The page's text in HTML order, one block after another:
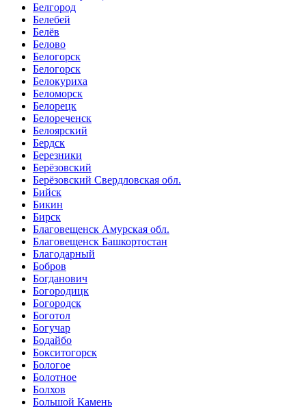
Белгород
Белебей
Белёв
Белово
Белогорск
Белогорск
Белокуриха
Беломорск
Белорецк
Белореченск
Белоярский
Бердск
Березники
Берёзовский
Берёзовский Свердловская обл.
Бийск
Бикин
Бирск
Благовещенск Амурская обл.
Благовещенск Башкортостан
Благодарный
Бобров
Богданович
Богородицк
Богородск
Боготол
Богучар
Бодайбо
Бокситогорск
Бологое
Болотное
Болхов
Большой Камень